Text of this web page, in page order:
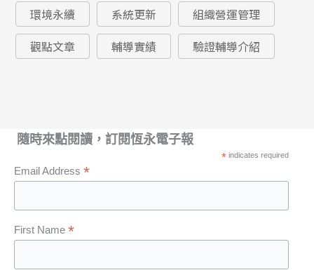
環境永續
系統更新
組織營運管理
觀點文章
輔導實績 驗證輔導介紹
隨時來點閱讀，訂閱恆永電子報
*indicates required
Email Address *
First Name *